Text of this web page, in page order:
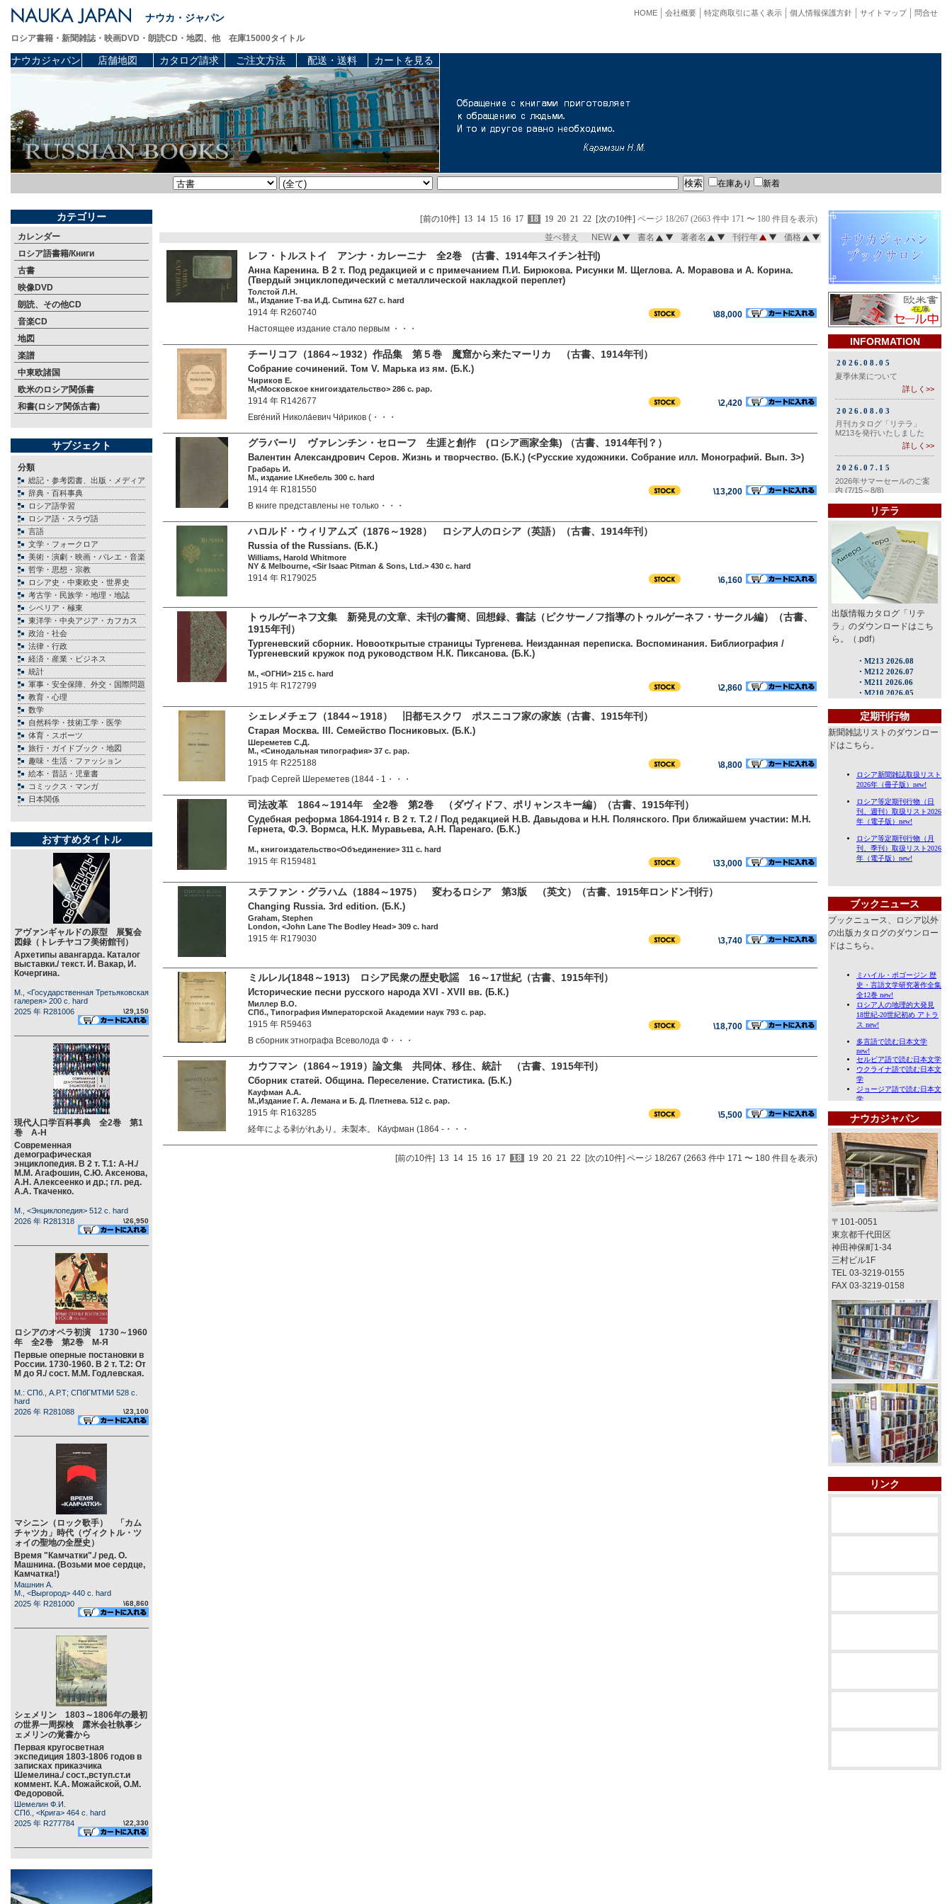
ナウカ・ジャパン 問合せ
サイトマップ
個人情報保護方針
特定商取引に基く表示
会社概要
HOME
ロシア書籍・新聞雑誌・映画DVD・朗読CD・地図、他 在庫15000タイトル
ナウカジャパン 店舗地図 カタログ請求 ご注文方法 配送・送料 カートを見る
在庫あり 新着
カテゴリー
カレンダー
ロシア語書籍/Книги
古書
映像DVD
朗読、その他CD
音楽CD
地図
楽譜
中東欧諸国
欧米のロシア関係書
和書(ロシア関係古書)
サブジェクト
分類
総記・参考図書、出版・メディア
辞典・百科事典
ロシア語学習
ロシア語・スラヴ語
言語
文学・フォークロア
美術・演劇・映画・バレエ・音楽
哲学・思想・宗教
ロシア史・中東欧史・世界史
考古学・民族学・地理・地誌
シベリア・極東
東洋学・中央アジア・カフカス
政治・社会
法律・行政
経済・産業・ビジネス
統計
軍事・安全保障、外交・国際問題
教育・心理
数学
自然科学・技術工学・医学
体育・スポーツ
旅行・ガイドブック・地図
趣味・生活・ファッション
絵本・昔話・児童書
コミックス・マンガ
日本関係
おすすめタイトル
アヴァンギャルドの原型 展覧会
図録（トレチヤコフ美術館刊）
Архетипы авангарда. Каталог
выставки./ текст. И. Вакар, И.
Кочергина.
М., <Государственная Третьяковская
галерея> 200 c. hard
2025 年 R281006
\29,150
現代人口学百科事典 全2巻 第1
巻 А-Н
Современная
демографическая
энциклопедия. В 2 т. Т.1: А-Н./
М.М. Агафошин, С.Ю. Аксенова,
А.Н. Алексеенко и др.; гл. ред.
А.А. Ткаченко.
М., <Энциклопедия> 512 c. hard
2026 年 R281318
\26,950
ロシアのオペラ初演 1730～1960
年 全2巻 第2巻 М-Я
Первые оперные постановки в
России. 1730-1960. В 2 т. Т.2: От
М до Я./ сост. М.М. Годлевская.
М.: СПб., А.Р.Т; СПбГМТМИ 528 c.
hard
2026 年 R281088
\23,100
マシニン（ロック歌手） 「カム
チャツカ」時代（ヴィクトル・ツ
ォイの聖地の全歴史）
Время "Камчатки"./ ред. О.
Машнина. (Возьми мое сердце,
Камчатка!)
Машнин А.
М., <Выргород> 440 c. hard
2025 年 R281000
\68,860
シェメリン 1803～1806年の最初
の世界一周探検 露米会社執事シ
ェメリンの覚書から
Первая кругосветная
экспедиция 1803-1806 годов в
записках приказчика
Шемелина./ сост.,вступ.ст.и
коммент. К.А. Можайской, О.М.
Федоровой.
Шемелин Ф.И.
СПб., <Крига> 464 c. hard
2025 年 R277784
\22,330
[前の10件] 13 14 15 16 17 18 19 20 21 22 [次の10件] ページ 18/267 (2663 件中 171 〜 180 件目を表示)
並べ替え NEW 書名 著者名 刊行年 価格
レフ・トルストイ アンナ・カレーニナ 全2巻 (古書、1914年スイチン社刊)
Анна Каренина. В 2 т. Под редакцией и с примечанием П.И. Бирюкова. Рисунки М. Щеглова. А. Моравова и А. Корина.
(Твердый энциклопедический с металлической накладкой переплет)
Толстой Л.Н.
М., Издание Т-ва И.Д. Сытина 627 c. hard
1914 年 R260740
\88,000
Настоящее издание стало первым ・・・
チーリコフ（1864～1932）作品集 第５巻 魔窟から来たマーリカ （古書、1914年刊）
Собрание сочинений. Том V. Марька из ям. (Б.К.)
Чириков Е.
М,<Московское книгоиздательство> 286 c. pap.
1914 年 R142677
\2,420
Евге́ний Никола́евич Чи́риков (・・・
グラバーリ ヴァレンチン・セローフ 生涯と創作 (ロシア画家全集) （古書、1914年刊？）
Валентин Александрович Серов. Жизнь и творчество. (Б.К.) (<Русские художники. Собрание илл. Монографий. Вып. 3>)
Грабарь И.
М., издание I.Кнебель 300 c. hard
1914 年 R181550
\13,200
В книге представлены не только・・・
ハロルド・ウィリアムズ（1876～1928） ロシア人のロシア（英語）（古書、1914年刊）
Russia of the Russians. (Б.К.)
Williams, Harold Whitmore
NY & Melbourne, <Sir Isaac Pitman & Sons, Ltd.> 430 c. hard
1914 年 R179025 \6,160
トゥルゲーネフ文集 新発見の文章、未刊の書簡、回想録、書誌（ピクサーノフ指導のトゥルゲーネフ・サークル編）（古書、
1915年刊）
Тургеневский сборник. Новооткрытые страницы Тургенева. Неизданная переписка. Воспоминания. Библиография /
Тургеневский кружок под руководством Н.К. Пиксанова. (Б.К.)
М., <ОГНИ> 215 c. hard
1915 年 R172799 \2,860
シェレメチェフ（1844～1918） 旧都モスクワ ポスニコフ家の家族（古書、1915年刊）
Старая Москва. III. Семейство Посниковых. (Б.К.)
Шереметев С.Д.
М., <Синодальная типография> 37 c. pap.
1915 年 R225188
\8,800
Граф Сергей Шереметев (1844 - 1・・・
司法改革 1864～1914年 全2巻 第2巻 （ダヴィドフ、ポリャンスキー編）（古書、1915年刊）
Судебная реформа 1864-1914 г. В 2 т. Т.2 / Под редакцией Н.В. Давыдова и Н.Н. Полянского. При ближайшем участии: М.Н.
Гернета, Ф.Э. Вормса, Н.К. Муравьева, А.Н. Паренаго. (Б.К.)
М., книгоиздательство<Объединение> 311 c. hard
1915 年 R159481 \33,000
ステファン・グラハム（1884～1975） 変わるロシア 第3版 （英文）（古書、1915年ロンドン刊行）
Changing Russia. 3rd edition. (Б.К.)
Graham, Stephen
London, <John Lane The Bodley Head> 309 c. hard
1915 年 R179030 \3,740
ミルレル(1848～1913) ロシア民衆の歴史歌謡 16～17世紀（古書、1915年刊）
Исторические песни русского народа XVI - XVII вв. (Б.К.)
Миллер В.О.
СПб., Типография Императорской Академии наук 793 c. pap.
1915 年 R59463
\18,700
В сборник этнографа Всеволода Ф・・・
カウフマン（1864～1919）論文集 共同体、移住、統計 （古書、1915年刊）
Сборник статей. Община. Переселение. Статистика. (Б.К.)
Кауфман А.А.
М.,Издание Г. А. Лемана и Б. Д. Плетнева. 512 c. pap.
1915 年 R163285
\5,500
経年による剥がれあり。未製本。 Ка́уфман (1864 -・・・
[前の10件] 13 14 15 16 17 18 19 20 21 22 [次の10件] ページ 18/267 (2663 件中 171 〜 180 件目を表示)
INFORMATION
リテラ
出版情報カタログ「リテ
ラ」のダウンロードはこち
ら。（.pdf）
定期刊行物
新聞雑誌リストのダウンロー
ドはこちら。
ブックニュース
ブックニュース、ロシア以外
の出版カタログのダウンロー
ドはこちら。
ナウカジャパン
〒101-0051
東京都千代田区
神田神保町1-34
三村ビル1F
TEL 03-3219-0155
FAX 03-3219-0158
リンク